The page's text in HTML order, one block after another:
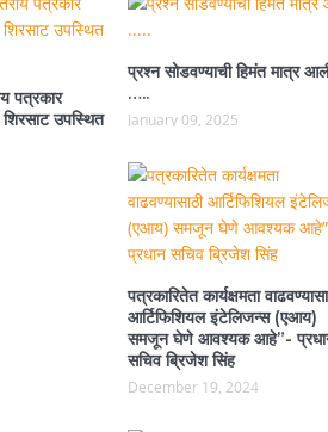
पत्रकार
उपस्थित
प्रश्न सोडवण्याची हिमंत मात्र
…..
January 09, 2025
पत्रकारितेत कार्यक्षमता
आर्टिफिशियल इंटेलिजन्स (एआय)
समजून घेणे आवश्यक आहे”-
सचिव ब्रिजेश सिंह
December 19, 2024